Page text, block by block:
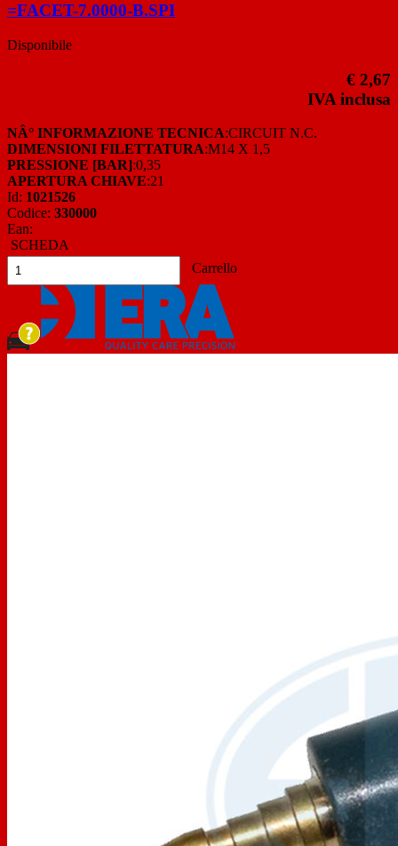
=FACET-7.0000-B.SPI
Disponibile
€ 2,67
IVA inclusa
NÂ° INFORMAZIONE TECNICA:CIRCUIT N.C.
DIMENSIONI FILETTATURA:M14 X 1,5
PRESSIONE [BAR]:0,35
APERTURA CHIAVE:21
Id: 1021526
Codice: 330000
Ean:
SCHEDA
Carrello